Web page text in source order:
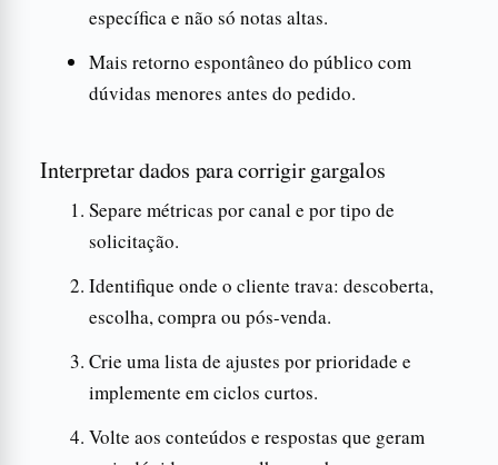
específica e não só notas altas.
Mais retorno espontâneo do público com
dúvidas menores antes do pedido.
Interpretar dados para corrigir gargalos
Separe métricas por canal e por tipo de
solicitação.
Identifique onde o cliente trava: descoberta,
escolha, compra ou pós-venda.
Crie uma lista de ajustes por prioridade e
implemente em ciclos curtos.
Volte aos conteúdos e respostas que geram